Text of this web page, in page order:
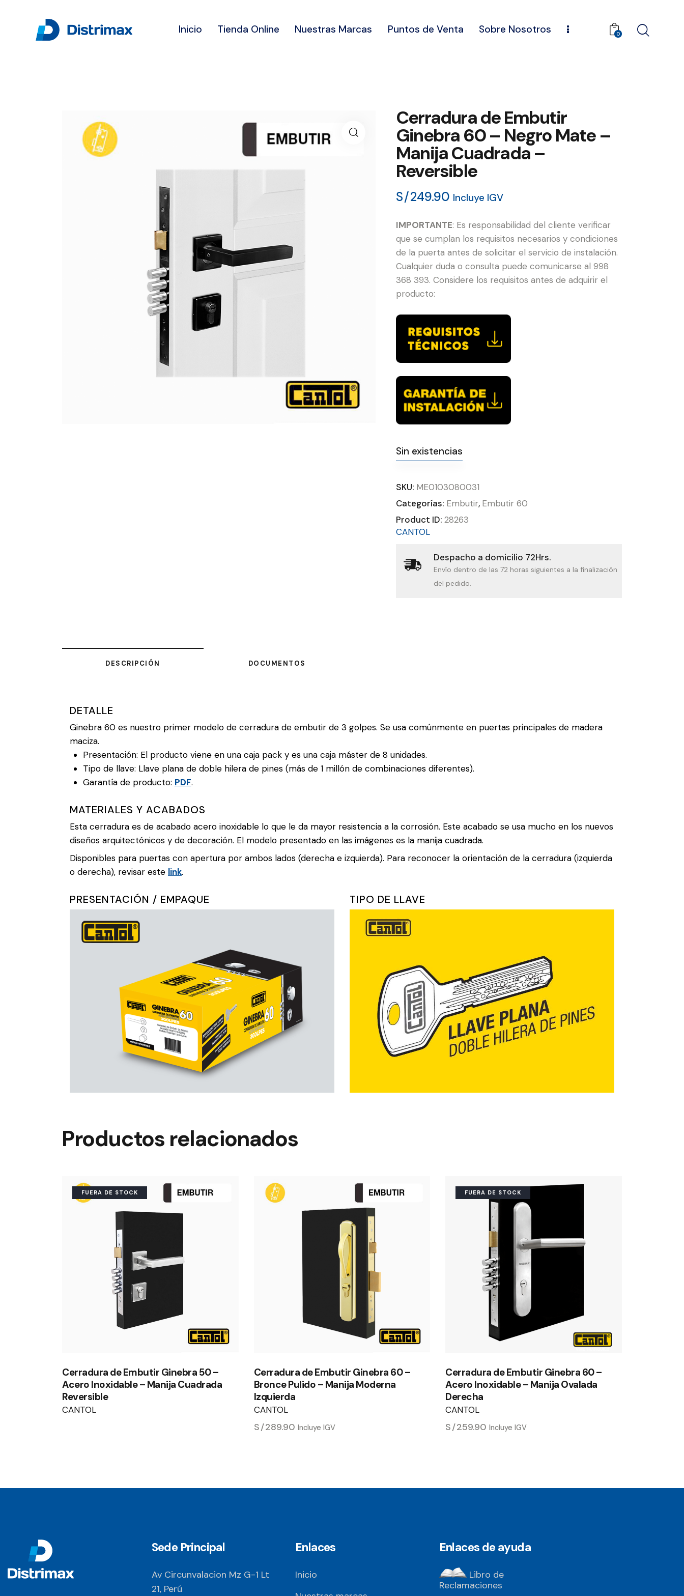
Inicio Tienda Online Nuestras Marcas Puntos de Venta Sobre Nosotros 0
Cerradura de Embutir
Ginebra 60 – Negro Mate –
Manija Cuadrada –
Reversible
S/249.90 Incluye IGV
IMPORTANTE: Es responsabilidad del cliente verificar
que se cumplan los requisitos necesarios y condiciones
de la puerta antes de solicitar el servicio de instalación.
Cualquier duda o consulta puede comunicarse al 998
368 393. Considere los requisitos antes de adquirir el
producto:
Sin existencias
SKU: ME0103080031
Categorías: Embutir, Embutir 60
Product ID: 28263
CANTOL
Despacho a domicilio 72Hrs.
Envío dentro de las 72 horas siguientes a la finalización
del pedido.
DESCRIPCIÓN DOCUMENTOS
DETALLE
Ginebra 60 es nuestro primer modelo de cerradura de embutir de 3 golpes. Se usa comúnmente en puertas principales de madera
maciza.
Presentación: El producto viene en una caja pack y es una caja máster de 8 unidades.
Tipo de llave: Llave plana de doble hilera de pines (más de 1 millón de combinaciones diferentes).
Garantía de producto: PDF.
MATERIALES Y ACABADOS
Esta cerradura es de acabado acero inoxidable lo que le da mayor resistencia a la corrosión. Este acabado se usa mucho en los nuevos
diseños arquitectónicos y de decoración. El modelo presentado en las imágenes es la manija cuadrada.
Disponibles para puertas con apertura por ambos lados (derecha e izquierda). Para reconocer la orientación de la cerradura (izquierda
o derecha), revisar este link.
PRESENTACIÓN / EMPAQUE TIPO DE LLAVE
Productos relacionados
FUERA DE STOCK
Cerradura de Embutir Ginebra 50 –
Acero Inoxidable – Manija Cuadrada
Reversible
CANTOL
Cerradura de Embutir Ginebra 60 –
Bronce Pulido – Manija Moderna
Izquierda
CANTOL
S/289.90 Incluye IGV
FUERA DE STOCK
Cerradura de Embutir Ginebra 60 –
Acero Inoxidable – Manija Ovalada
Derecha
CANTOL
S/259.90 Incluye IGV
Sede Principal
Av Circunvalacion Mz G-1 Lt
21, Perú
Enlaces
Inicio
Enlaces de ayuda
Libro de
Reclamaciones